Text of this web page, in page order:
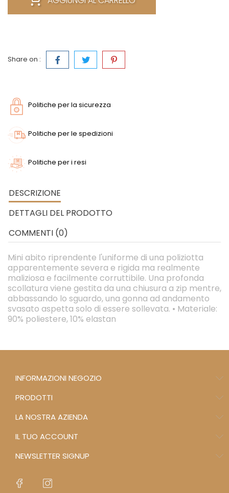
Share on :
Politiche per la sicurezza
Politiche per le spedizioni
Politiche per i resi
DESCRIZIONE
DETTAGLI DEL PRODOTTO
COMMENTI (0)
Mini abito riprendente l'uniforme di una poliziotta
apparentemente severa e rigida ma realmente
maliziosa e facilmente corruttibile. Una profonda
scollatura viene gestita da una chiusura a zip mentre,
abbassando lo sguardo, una gonna ad andamento
svasato aspetta solo di essere sollevata. • Materiale:
90% poliestere, 10% elastan
INFORMAZIONI NEGOZIO
PRODOTTI
LA NOSTRA AZIENDA
IL TUO ACCOUNT
NEWSLETTER SIGNUP